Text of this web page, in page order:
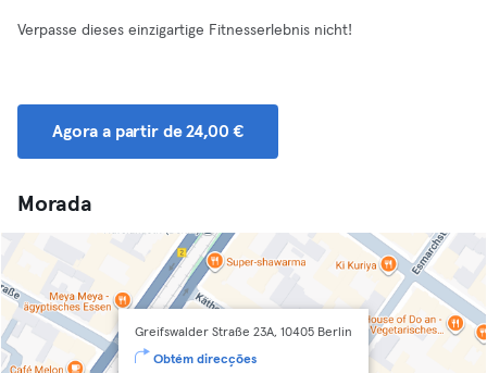
Verpasse dieses einzigartige Fitnesserlebnis nicht!
Agora a partir de 24,00 €
Morada
Greifswalder Straße 23A, 10405 Berlin
Obtém direcções